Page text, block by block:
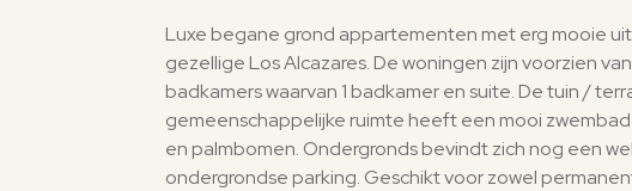
Luxe begane grond appartementen met erg mooie
gezellige Los Alcazares. De woningen zijn voorzien
badkamers waarvan 1 badkamer en suite. De tuin /
gemeenschappelijke ruimte heeft een mooi
en palmbomen. Ondergronds bevindt zich nog een
ondergrondse parking. Geschikt voor zowel